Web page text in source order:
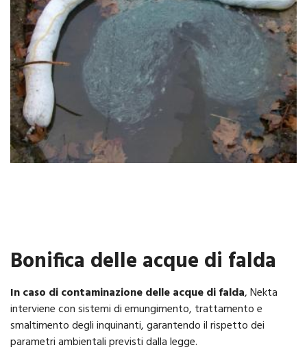
Bonifica delle acque di falda
In caso di contaminazione delle acque di falda, Nekta
interviene con sistemi di emungimento, trattamento e
smaltimento degli inquinanti, garantendo il rispetto dei
parametri ambientali previsti dalla legge.